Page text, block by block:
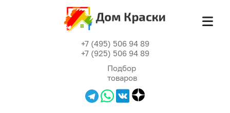
+7 (495) 506 94 89
+7 (925) 506 94 89
Подбор
товаров